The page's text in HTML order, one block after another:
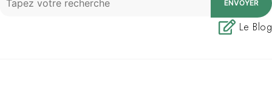
ENVOYER
Le Blog